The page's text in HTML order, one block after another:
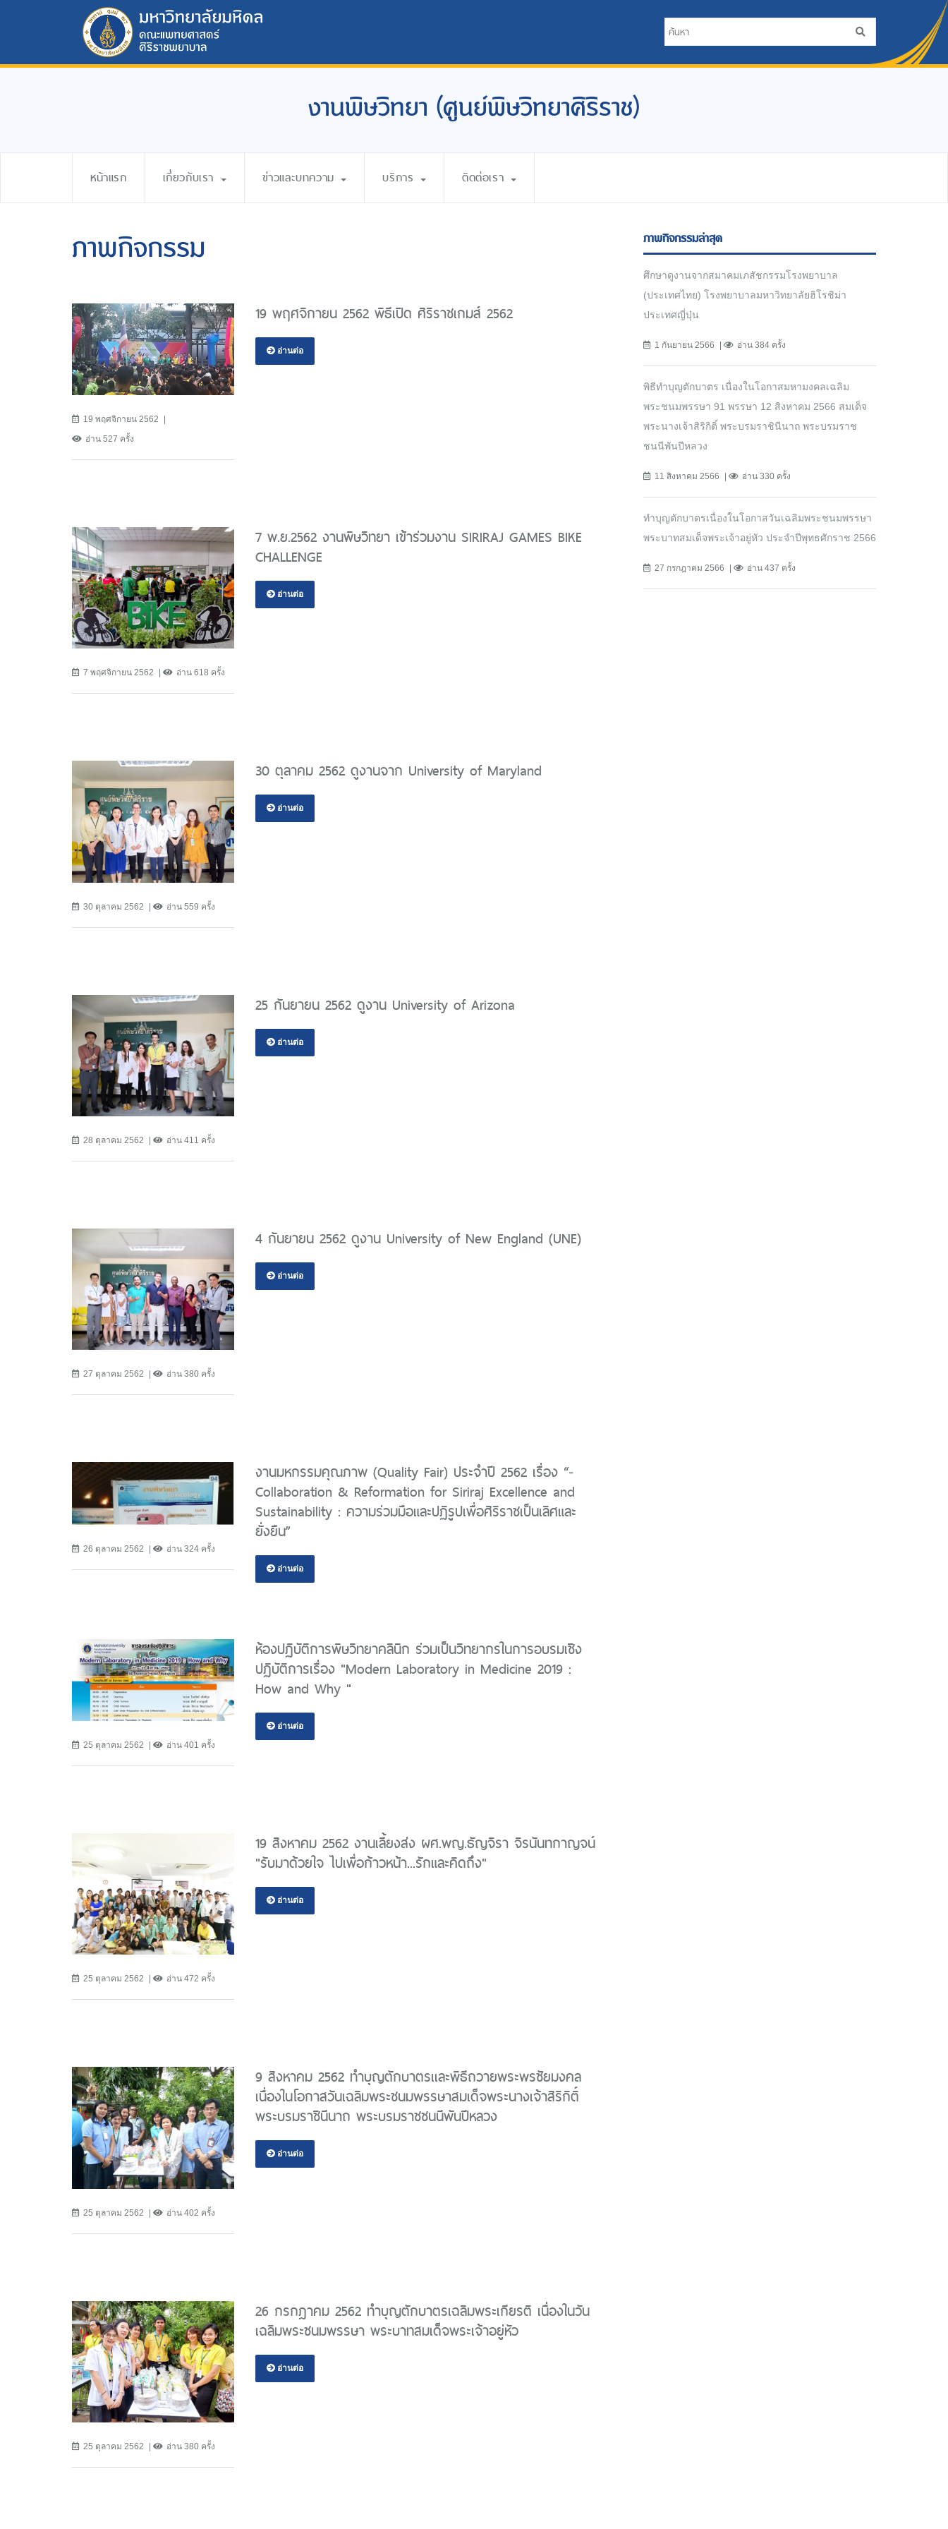
งานพิษวิทยา (ศูนย์พิษวิทยาศิริราช)
หน้าแรก เกี่ยวกับเรา ข่าวและบทความ บริการ ติดต่อเรา
ภาพกิจกรรม
19 พฤศจิกายน 2562
อ่าน 527 ครั้ง
19 พฤศจิกายน 2562 พิธีเปิด ศิริราชเกมส์ 2562
อ่านต่อ
7 พฤศจิกายน 2562 อ่าน 618 ครั้ง
7 พ.ย.2562 งานพิษวิทยา เข้าร่วมงาน SIRIRAJ GAMES BIKE
CHALLENGE
อ่านต่อ
30 ตุลาคม 2562 อ่าน 559 ครั้ง
30 ตุลาคม 2562 ดูงานจาก University of Maryland
อ่านต่อ
28 ตุลาคม 2562 อ่าน 411 ครั้ง
25 กันยายน 2562 ดูงาน University of Arizona
อ่านต่อ
27 ตุลาคม 2562 อ่าน 380 ครั้ง
4 กันยายน 2562 ดูงาน University of New England (UNE)
อ่านต่อ
26 ตุลาคม 2562 อ่าน 324 ครั้ง
งานมหกรรมคุณภาพ (Quality Fair) ประจำปี 2562 เรื่อง “­­
Collaboration & Reformation for Siriraj Excellence and
Sustainability : ความร่วมมือและปฏิรูปเพื่อศิริราชเป็นเลิศและ
ยั่งยืน”
อ่านต่อ
25 ตุลาคม 2562 อ่าน 401 ครั้ง
ห้องปฏิบัติการพิษวิทยาคลินิก ร่วมเป็นวิทยากรในการอบรมเชิง
ปฏิบัติการเรื่อง "Modern Laboratory in Medicine 2019 :
How and Why "
อ่านต่อ
25 ตุลาคม 2562 อ่าน 472 ครั้ง
19 สิงหาคม 2562 งานเลี้ยงส่ง ผศ.พญ.ธัญจิรา จิรนันทกาญจน์
"รับมาด้วยใจ ไปเพื่อก้าวหน้า...รักและคิดถึง"
อ่านต่อ
25 ตุลาคม 2562 อ่าน 402 ครั้ง
9 สิงหาคม 2562 ทำบุญตักบาตรเเละพิธีถวายพระพรชัยมงคล
เนื่องในโอกาสวันเฉลิมพระชนมพรรษาสมเด็จพระนางเจ้าสิริกิติ์
พระบรมราชินีนาถ พระบรมราชชนนีพันปีหลวง
อ่านต่อ
25 ตุลาคม 2562 อ่าน 380 ครั้ง
26 กรกฎาคม 2562 ทำบุญตักบาตรเฉลิมพระเกียรติ เนื่องในวัน
เฉลิมพระชนมพรรษา พระบาทสมเด็จพระเจ้าอยู่หัว
อ่านต่อ
ภาพกิจกรรมล่าสุด
ศึกษาดูงานจากสมาคมเภสัชกรรมโรงพยาบาล
(ประเทศไทย) โรงพยาบาลมหาวิทยาลัยฮิโรชิม่า
ประเทศญี่ปุ่น
1 กันยายน 2566 อ่าน 384 ครั้ง
พิธีทำบุญตักบาตร เนื่องในโอกาสมหามงคลเฉลิม
พระชนมพรรษา 91 พรรษา 12 สิงหาคม 2566 สมเด็จ
พระนางเจ้าสิริกิติ์ พระบรมราชินีนาถ พระบรมราช
ชนนีพันปีหลวง
11 สิงหาคม 2566 อ่าน 330 ครั้ง
ทำบุญตักบาตรเนื่องในโอกาสวันเฉลิมพระชนมพรรษา
พระบาทสมเด็จพระเจ้าอยู่หัว ประจำปีพุทธศักราช 2566
27 กรกฎาคม 2566 อ่าน 437 ครั้ง